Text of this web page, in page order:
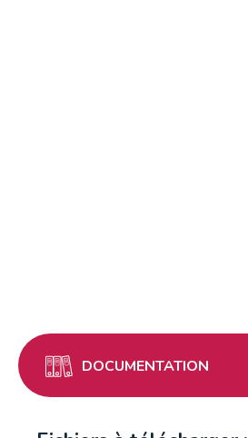
MorlaixDOCUMENTATION